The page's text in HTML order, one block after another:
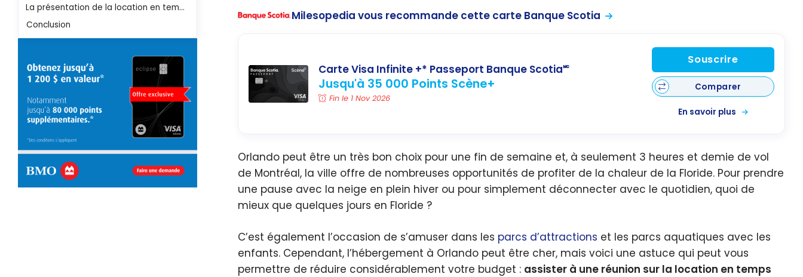
Milesopedia vous recommande cette carte Banque Scotia
Carte Visa Infinite +* Passeport Banque Scotia🅪
Jusqu'à 35 000 Points Scène+
Fin le 1 Nov 2026
Souscrire
Comparer
En savoir plus
Orlando peut être un très bon choix pour une fin de semaine et, à seulement 3 heures et demie de vol
de Montréal, la ville offre de nombreuses opportunités de profiter de la chaleur de la Floride. Pour prendre
une pause avec la neige en plein hiver ou pour simplement déconnecter avec le quotidien, quoi de
mieux que quelques jours en Floride ?
C’est également l’occasion de s’amuser dans les parcs d’attractions et les parcs aquatiques avec les
enfants. Cependant, l’hébergement à Orlando peut être cher, mais voici une astuce qui peut vous
permettre de réduire considérablement votre budget : assister à une réunion sur la location en temps
La présentation de la location en temps partagé
Conclusion